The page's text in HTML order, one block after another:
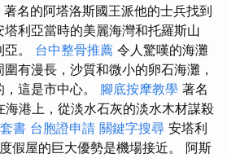
著名的阿塔洛斯國王派他的士兵找到
利亞當時的美麗海灣和托羅斯山
。 台中整骨推薦 令人驚嘆的海灘
有漫長，沙質和微小的卵石海灘，
這是市中心。 腳底按摩教學 著名
港上，從淡水石灰的淡水木材謀殺
書 台胞證申請 關鍵字搜尋 安塔利
假屋的巨大優勢是機場接近。 阿斯